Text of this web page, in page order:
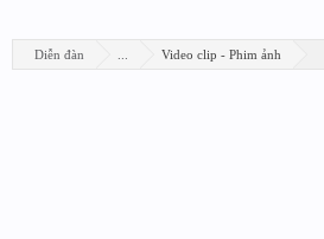
Diễn đàn Video clip - Phim ảnh